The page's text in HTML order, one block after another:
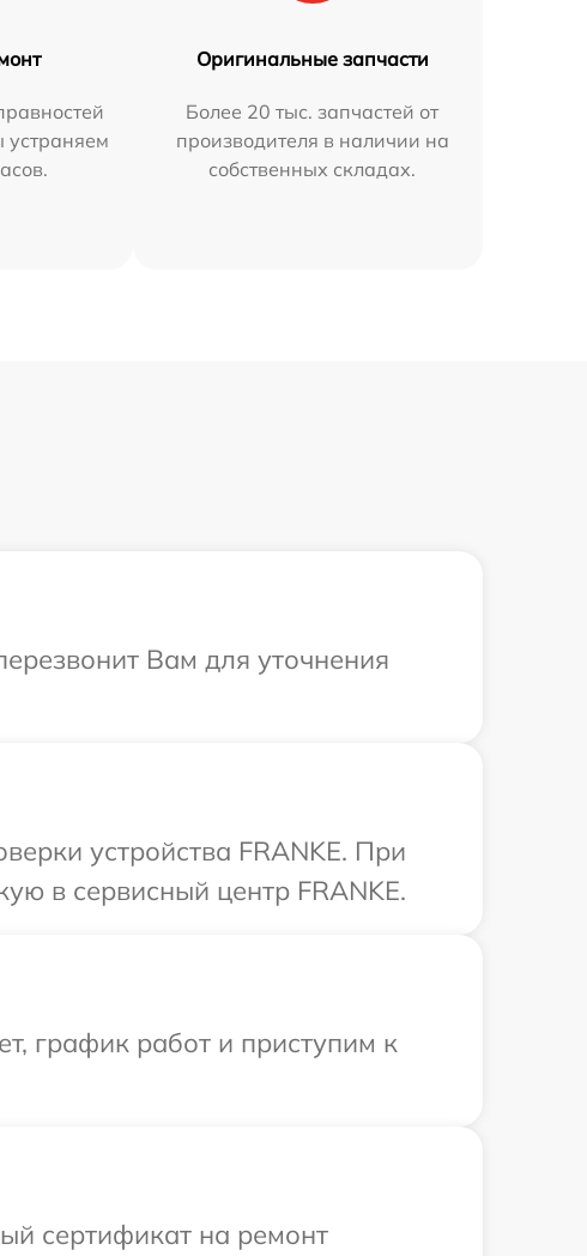
устраняем
Оригинальные запчасти
Более 20 тыс. запчастей от
производителя в наличии на
собственных складах.
Вам для уточнения
устройства FRANKE. При
в сервисный центр FRANKE.
график работ и приступим к
сертификат на ремонт